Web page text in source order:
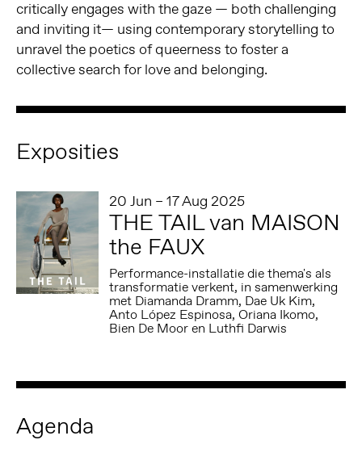
critically engages with the gaze — both challenging
and inviting it— using contemporary storytelling to
unravel the poetics of queerness to foster a
collective search for love and belonging.
Exposities
20 Jun – 17 Aug 2025
THE TAIL van MAISON
the FAUX
Performance-installatie die thema's als
transformatie verkent, in samenwerking
met Diamanda Dramm, Dae Uk Kim,
Anto López Espinosa, Oriana Ikomo,
Bien De Moor en Luthfi Darwis
Agenda